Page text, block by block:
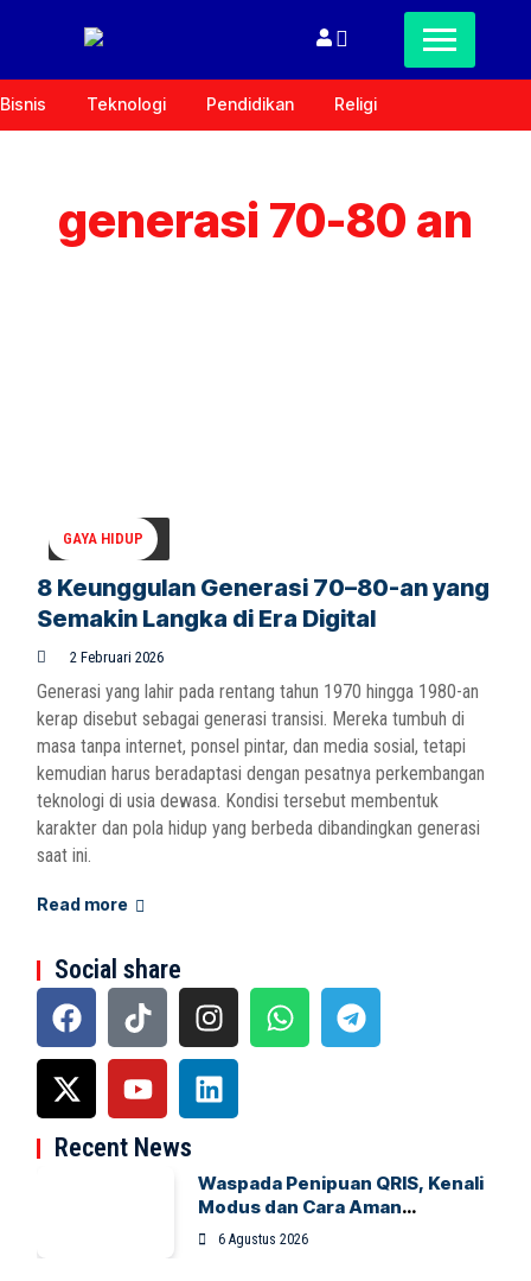
Bisnis Teknologi Pendidikan Religi
generasi 70-80 an
GAYA HIDUP
8 Keunggulan Generasi 70–80-an yang
Semakin Langka di Era Digital
2 Februari 2026
Generasi yang lahir pada rentang tahun 1970 hingga 1980-an
kerap disebut sebagai generasi transisi. Mereka tumbuh di
masa tanpa internet, ponsel pintar, dan media sosial, tetapi
kemudian harus beradaptasi dengan pesatnya perkembangan
teknologi di usia dewasa. Kondisi tersebut membentuk
karakter dan pola hidup yang berbeda dibandingkan generasi
saat ini.
Read more
Social share
Recent News
Waspada Penipuan QRIS, Kenali
Modus dan Cara Aman
Bertransaksi
6 Agustus 2026